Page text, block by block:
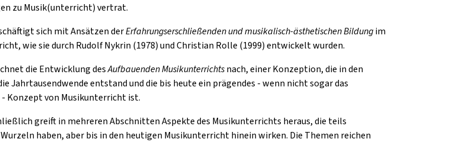
zu Musik(unterricht) vertrat.
sich mit Ansätzen derErfahrungserschließenden und musikalisch-ästhetischen Bildungim
wie sie durch Rudolf Nykrin (1978) und Christian Rolle (1999) entwickelt wurden.
die Entwicklung desAufbauenden Musikunterrichtsnach, einer Konzeption, die in den
Jahrtausendwende entstand und die bis heute ein prägendes - wenn nicht sogar das
Konzept von Musikunterricht ist.
greift in mehreren Abschnitten Aspekte des Musikunterrichts heraus, die teils
haben, aber bis in den heutigen Musikunterricht hinein wirken. Die Themen reichen